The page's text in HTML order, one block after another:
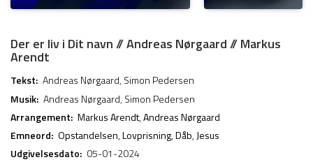
Der er liv i Dit navn // Andreas Nørgaard // Markus
Arendt
Tekst: Andreas Nørgaard, Simon Pedersen
Musik: Andreas Nørgaard, Simon Pedersen
Arrangement: Markus Arendt,Andreas Nørgaard
Emneord: Opstandelsen,Lovprisning,Dåb,Jesus
Udgivelsesdato: 05-01-2024